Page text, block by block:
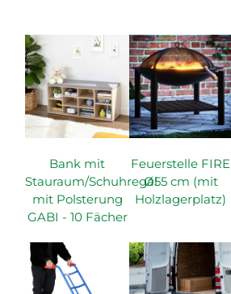
Bank mit
Stauraum/Schuhregal
mit Polsterung
GABI - 10 Fächer
Feuerstelle FIRE
Ø55 cm (mit
Holzlagerplatz)